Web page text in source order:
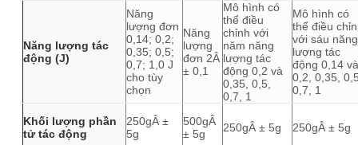
Năng lượng tác
động (J)
Năng
lượng đơn
0,14; 0,2;
0,35; 0,5;
0,7; 1,0 J
cho tùy
chọn
Năng
lượng
đơn 2Â
± 0,1
Mô hình có
thể điều
chỉnh với
năm năng
lượng tác
động 0,2 và
0,35, 0,5,
0,7, 1
Mô hình có
thể điều
với sáu năng
lượng tác
động 0,14 và
0,2, 0,35,
0,7, 1
Khối lượng phần
tử tác động
250gÂ ±
5g
500gÂ
± 5g
250gÂ ± 5g 250gÂ ± 5g